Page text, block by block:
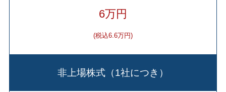
6万円
(税込6.6万円)
非上場株式（1社につき）